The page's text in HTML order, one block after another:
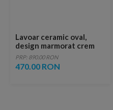
Lavoar ceramic oval,
design marmorat crem
lucios cu vene aurii,
ventil inclus
PRP: 890.00 RON
470.00 RON